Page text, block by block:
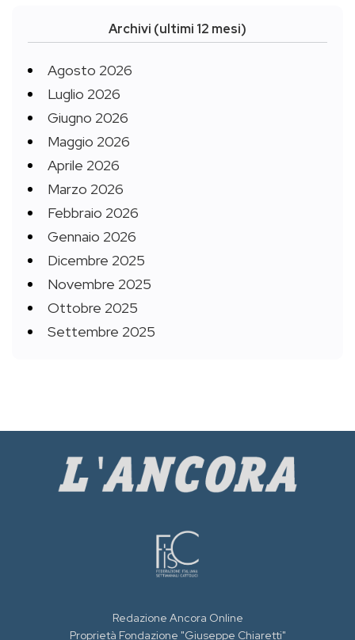
Archivi (ultimi 12 mesi)
Agosto 2026
Luglio 2026
Giugno 2026
Maggio 2026
Aprile 2026
Marzo 2026
Febbraio 2026
Gennaio 2026
Dicembre 2025
Novembre 2025
Ottobre 2025
Settembre 2025
Redazione Ancora Online
Proprietà Fondazione "Giuseppe Chiaretti"